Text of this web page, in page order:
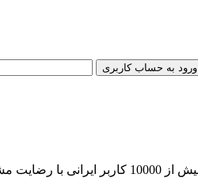
ورود به حساب کاربری